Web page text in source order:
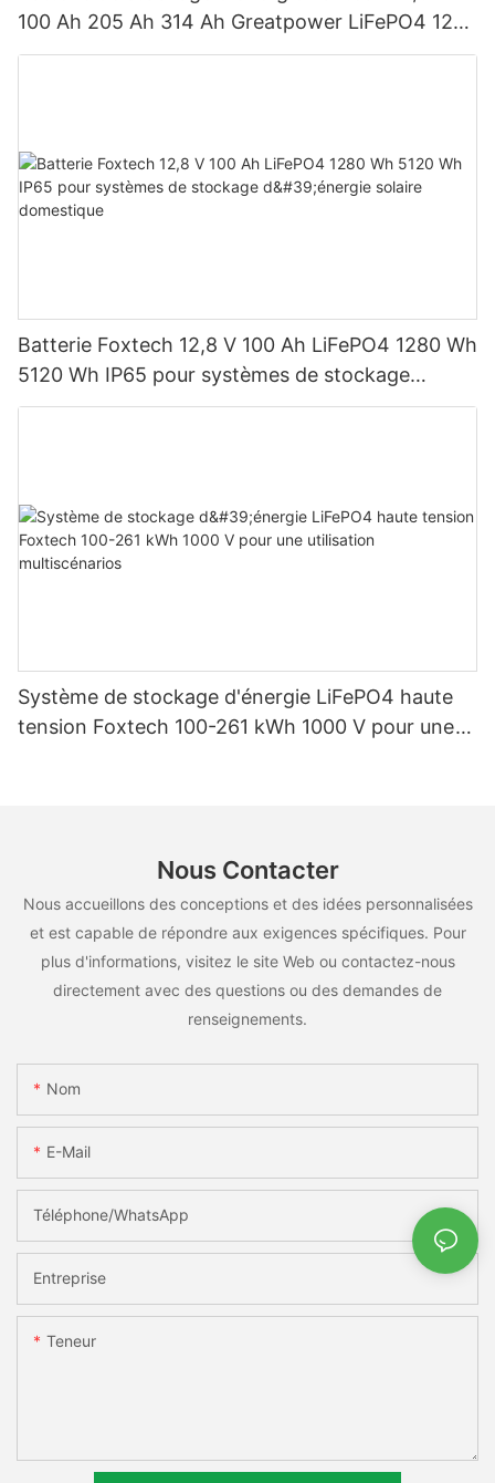
100 Ah 205 Ah 314 Ah Greatpower LiFePO4 1280
Wh-5120 Wh IP65
Batterie Foxtech 12,8 V 100 Ah LiFePO4 1280 Wh
5120 Wh IP65 pour systèmes de stockage
d'énergie solaire domestique
Système de stockage d'énergie LiFePO4 haute
tension Foxtech 100-261 kWh 1000 V pour une
Nous Contacter
Nous accueillons des conceptions et des idées personnalisées
et est capable de répondre aux exigences spécifiques. Pour
plus d'informations, visitez le site Web ou contactez-nous
directement avec des questions ou des demandes de
renseignements.
Nom
E-Mail
Téléphone/WhatsApp
Entreprise
Teneur